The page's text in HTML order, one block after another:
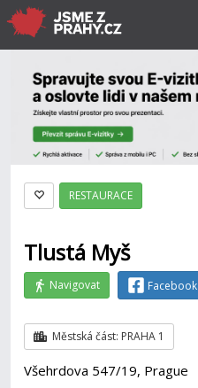
RESTAURACE
Tlustá Myš
Navigovat Facebook
Městská část: PRAHA 1
Všehrdova 547/19, Prague